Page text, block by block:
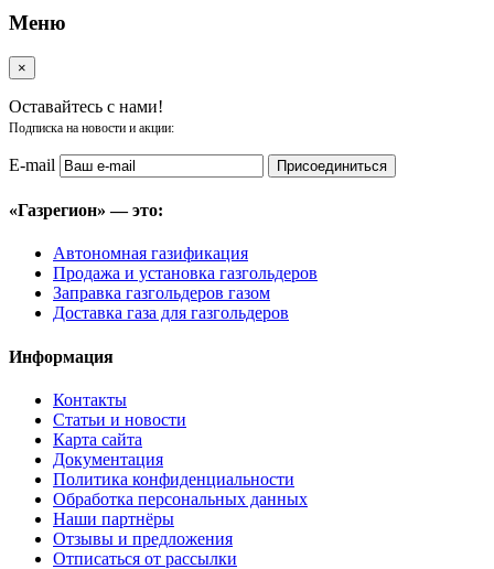
Меню
×
Оставайтесь с нами!
Подписка на новости и акции:
E-mail Присоединиться
«Газрегион» — это:
Автономная газификация
Продажа и установка газгольдеров
Заправка газгольдеров газом
Доставка газа для газгольдеров
Информация
Контакты
Статьи и новости
Карта сайта
Документация
Политика конфиденциальности
Обработка персональных данных
Наши партнёры
Отзывы и предложения
Отписаться от рассылки